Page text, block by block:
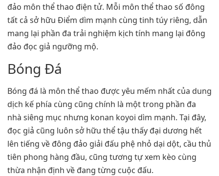
đảo môn thể thao điện tử. Mỗi môn thể thao số đông
tất cả sở hữu Điểm dìm mạnh cùng tinh túy riêng, dẫn
mang lại phần đa trải nghiệm kịch tính mang lại đông
đảo đọc giả ngưỡng mộ.
Bóng Đá
Bóng đá là môn thể thao được yêu mếm nhất của dung
dịch kế phía cùng cũng chính là một trong phần đa
nhà siêng mục nhưng konan koyoi dìm mạnh. Tại đây,
đọc giả cũng luôn sở hữu thể tậu thấy đại dương hết
lên tiếng về đông đảo giải đấu phệ nhỏ dại dột, cầu thủ
tiên phong hàng đầu, cũng tương tự xem kèo cùng
thừa nhận định về đang từng cuộc đấu.